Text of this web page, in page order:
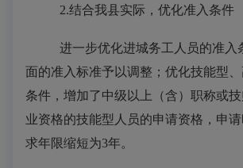
2.结合我县实际，优化准入条件
进一步优化进城务工人员的准入
面的准入 标准予以调整； 优化技能型
条件 ，增加了中级以上（含）职称或
业资格的技能型人员的申请资格，申
求年限缩短为3年。